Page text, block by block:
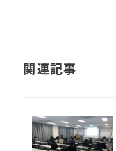
関連記事